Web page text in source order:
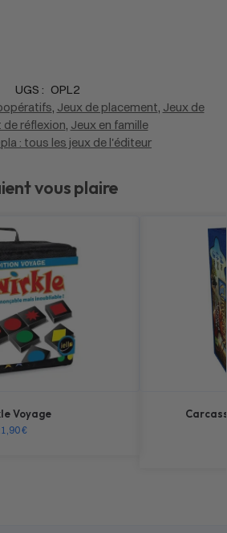
UGS : OPL2
, Jeux de placement, Jeux de
réflexion, Jeux en famille
: tous les jeux de l'éditeur
vous plaire
Voyage
€